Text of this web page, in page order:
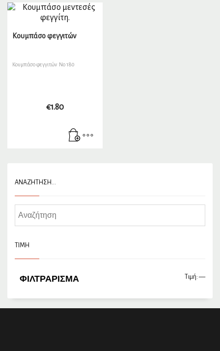
Κουμπάσο φεγγιτών
Κουμπάσο φεγγιτών Νο 180
€1.80
ΑΝΑΖΉΤΗΣΗ…
ΤΙΜΉ
ΦΙΛΤΡΆΡΙΣΜΑ Τιμή:—